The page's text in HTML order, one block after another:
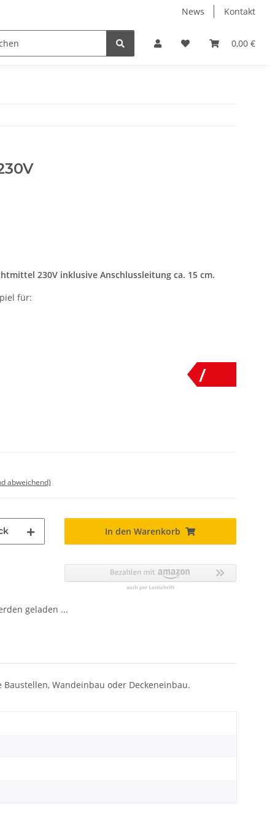
News Kontakt
0,00 €
Gewerbe/Industrie Hallenbeleuchtung LED Leuchtmittel
230V inklusive Anschlussleitung ca. 15 cm.
für:
/
abweichend)
In den Warenkorb
geladen ...
Wandeinbau oder Deckeneinbau.